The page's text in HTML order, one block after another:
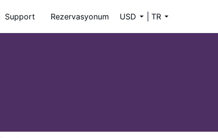
Support Rezervasyonum USD TR